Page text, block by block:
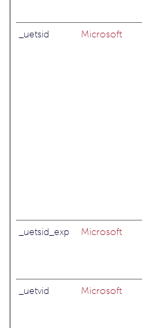
_uetsid Microsoft
_uetsid_exp Microsoft
_uetvid Microsoft